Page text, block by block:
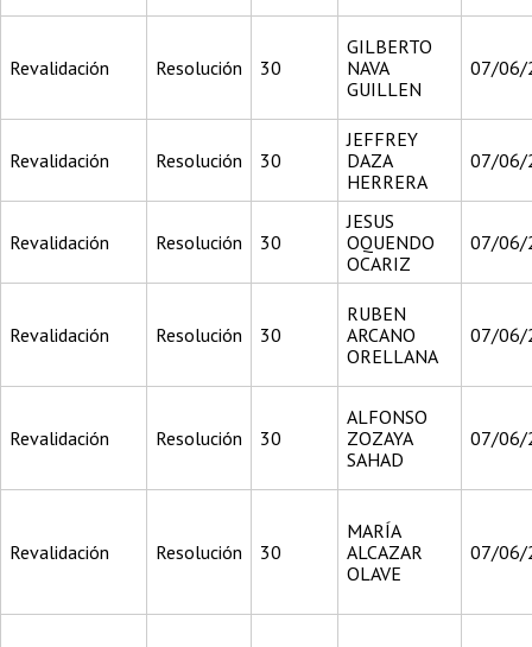
Revalidación Resolución 30
GILBERTO
NAVA
GUILLEN
07/06/
Revalidación Resolución 30
JEFFREY
DAZA
HERRERA
07/06/
Revalidación Resolución 30
JESUS
OQUENDO
OCARIZ
07/06/
Revalidación Resolución 30
RUBEN
ARCANO
ORELLANA
07/06/
Revalidación Resolución 30
ALFONSO
ZOZAYA
SAHAD
07/06/
Revalidación Resolución 30
MARÍA
ALCAZAR
OLAVE
07/06/